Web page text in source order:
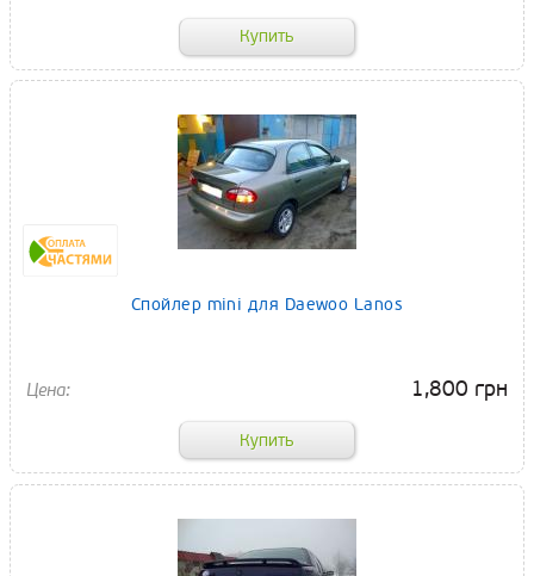
Спойлер mini для Daewoo Lanos
1,800 грн